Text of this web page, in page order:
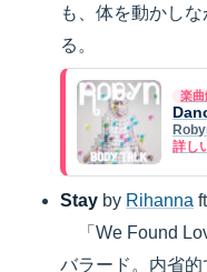
も、体を動かし
る。
楽曲
詳し
Stay by Rihanna
「We Found
バラード。内省